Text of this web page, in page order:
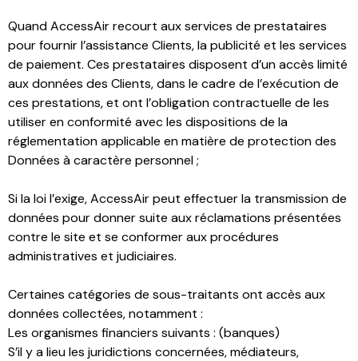
Quand AccessAir recourt aux services de prestataires
pour fournir l’assistance Clients, la publicité et les services
de paiement. Ces prestataires disposent d’un accès limité
aux données des Clients, dans le cadre de l’exécution de
ces prestations, et ont l’obligation contractuelle de les
utiliser en conformité avec les dispositions de la
réglementation applicable en matière de protection des
Données à caractère personnel ;
Si la loi l’exige, AccessAir peut effectuer la transmission de
données pour donner suite aux réclamations présentées
contre le site et se conformer aux procédures
administratives et judiciaires.
Certaines catégories de sous-traitants ont accès aux
données collectées, notamment :
Les organismes financiers suivants : (banques)
S’il y a lieu les juridictions concernées, médiateurs,